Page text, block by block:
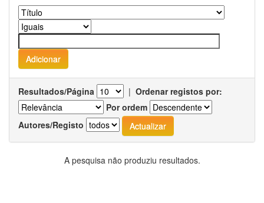
Resultados/Página | Ordenar registos por:
Por ordem
Autores/Registo
A pesquisa não produziu resultados.